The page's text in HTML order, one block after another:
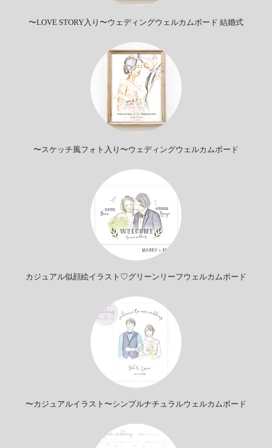
〜LOVE STORY入り〜ウェディングウェルカムボード 結婚式
〜スケッチ風フォト入り〜ウェディングウェルカムボード
カジュアル似顔絵イラスト♡グリーンリーフウェルカムボード
〜カジュアルイラスト〜シンプルナチュラルウェルカムボード